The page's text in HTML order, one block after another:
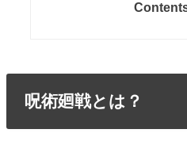
呪術廻戦とは？